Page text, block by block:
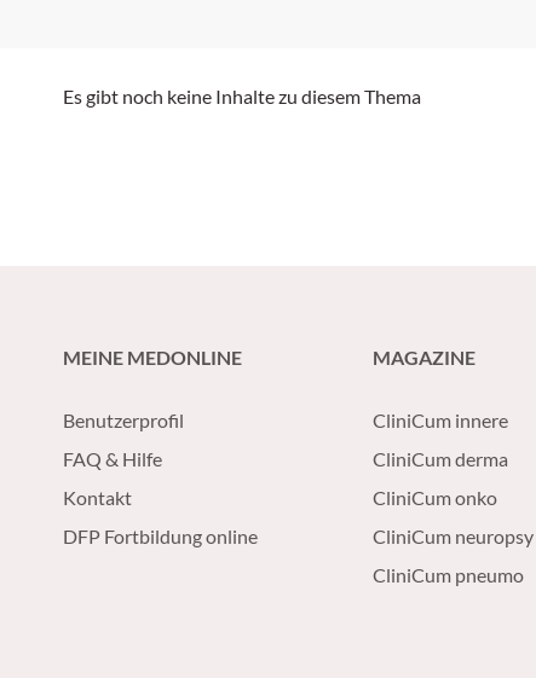
Es gibt noch keine Inhalte zu diesem Thema
MEINE MEDONLINE
Benutzerprofil
FAQ & Hilfe
Kontakt
DFP Fortbildung online
MAGAZINE
CliniCum innere
CliniCum derma
CliniCum onko
CliniCum neuropsy
CliniCum pneumo